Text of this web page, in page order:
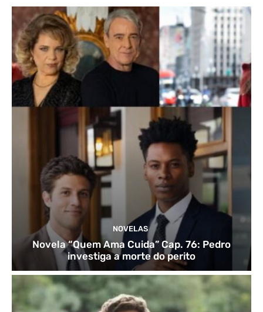
NOVELAS
Novela “Quem Ama Cuida” Cap. 76: Pedro
investiga a morte do perito